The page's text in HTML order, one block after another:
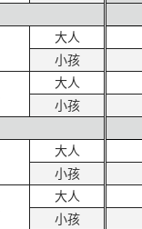
大人
小孩
大人
小孩
大人
小孩
大人
小孩